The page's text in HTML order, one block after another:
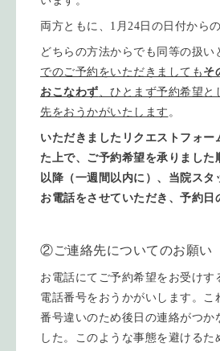
両方ともに、1月24日の日付から
どちらの方法からでも同等の扱い
でのご予約をいただきましても そ
おこなわず、ひとまず予約希望と
先をおうかがいたします 。
いただきましたリクエストフォー
た上で、ご予約希望を承りました
以降（一週間以内に）、当院スタ
お電話をさせていただき、予約日
②ご連絡先についてのお願い
お電話にてご予約希望をお受けす
電話番号をおうかがいします。こ
番号違いのため後日の連絡がつか
した。このような事態を避けるた